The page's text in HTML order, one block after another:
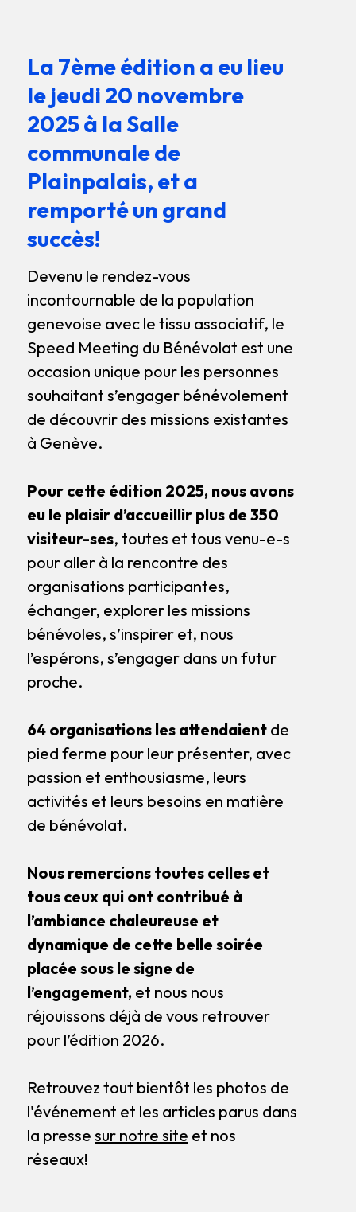
La 7ème édition a eu lieu
le jeudi 20 novembre
2025 à la Salle
communale de
Plainpalais, et a
remporté un grand
succès!
Devenu le rendez-vous
incontournable de la population
genevoise avec le tissu associatif, le
Speed Meeting du Bénévolat est une
occasion unique pour les personnes
souhaitant s’engager bénévolement
de découvrir des missions existantes
à Genève.
Pour cette édition 2025, nous avons
eu le plaisir d’accueillir plus de 350
visiteur-ses, toutes et tous venu-e-s
pour aller à la rencontre des
organisations participantes,
échanger, explorer les missions
bénévoles, s’inspirer et, nous
l’espérons, s’engager dans un futur
proche.
64 organisations les attendaient de
pied ferme pour leur présenter, avec
passion et enthousiasme, leurs
activités et leurs besoins en matière
de bénévolat.
Nous remercions toutes celles et
tous ceux qui ont contribué à
l’ambiance chaleureuse et
dynamique de cette belle soirée
placée sous le signe de
l’engagement, et nous nous
réjouissons déjà de vous retrouver
pour l’édition 2026.
Retrouvez tout bientôt les photos de
l'événement et les articles parus dans
la presse sur notre site et nos
réseaux!